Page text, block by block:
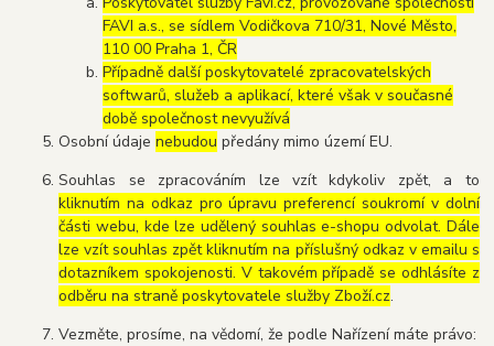
FAVI a.s., se sídlem Vodičkova 710/31, Nové Město,
110 00 Praha 1, ČR
Případně další poskytovatelé zpracovatelských
softwarů, služeb a aplikací, které však v současné
době společnost nevyužívá
Osobní údajenebudou předány mimo území EU.
Souhlas se zpracováním lze vzít kdykoliv zpět, a to
kliknutím na odkaz pro úpravu preferencí soukromí v dolní
části webu, kde lze udělený souhlas e-shopu odvolat. Dále
lze vzít souhlas zpět kliknutím na příslušný odkaz v emailu s
dotazníkem spokojenosti. V takovém případě se odhlásíte z
odběru na straně poskytovatele služby Zboží.cz.
Vezměte, prosíme, na vědomí, že podle Nařízení máte právo: